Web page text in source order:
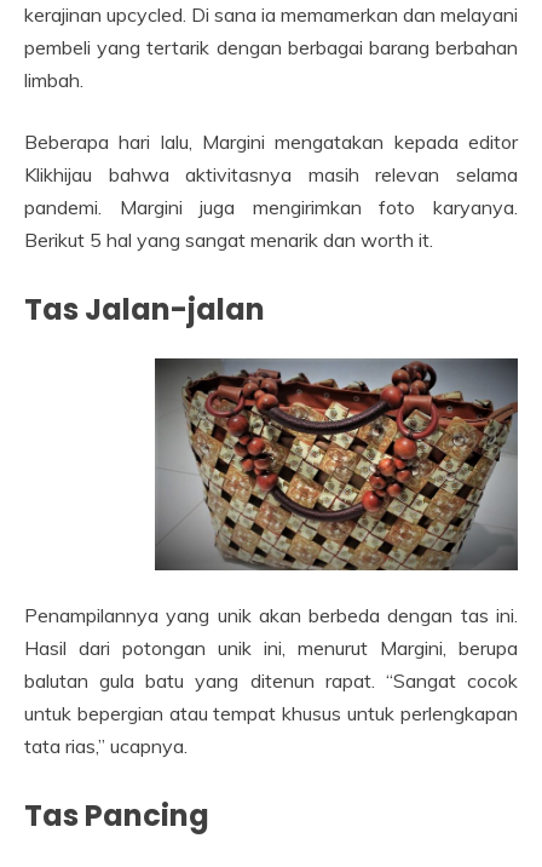
kerajinan upcycled. Di sana ia memamerkan dan melayani
pembeli yang tertarik dengan berbagai barang berbahan
limbah.
Beberapa hari lalu, Margini mengatakan kepada editor
Klikhijau bahwa aktivitasnya masih relevan selama
pandemi. Margini juga mengirimkan foto karyanya.
Berikut 5 hal yang sangat menarik dan worth it.
Tas Jalan-jalan
Penampilannya yang unik akan berbeda dengan tas ini.
Hasil dari potongan unik ini, menurut Margini, berupa
balutan gula batu yang ditenun rapat. “Sangat cocok
untuk bepergian atau tempat khusus untuk perlengkapan
tata rias,” ucapnya.
Tas Pancing